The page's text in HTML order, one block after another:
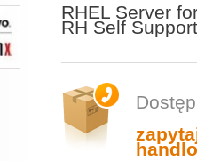
RHEL Server
RH Self